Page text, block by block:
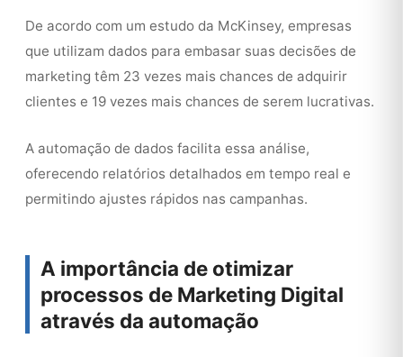
De acordo com um estudo da McKinsey, empresas
que utilizam dados para embasar suas decisões de
marketing têm 23 vezes mais chances de adquirir
clientes e 19 vezes mais chances de serem lucrativas.
A automação de dados facilita essa análise,
oferecendo relatórios detalhados em tempo real e
permitindo ajustes rápidos nas campanhas.
A importância de otimizar
processos de Marketing Digital
através da automação